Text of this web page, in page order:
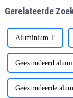
Gerelateerde
Aluminium T
Geëxtrudeerd
Geëxtrudeerde